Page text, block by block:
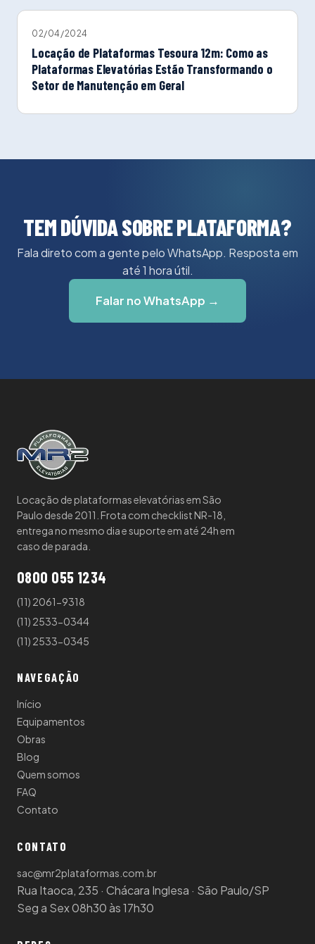
02/04/2024
Locação de Plataformas Tesoura 12m: Como as
Plataformas Elevatórias Estão Transformando o
Setor de Manutenção em Geral
TEM DÚVIDA SOBRE PLATAFORMA?
Fala direto com a gente pelo WhatsApp. Resposta em
até 1 hora útil.
Falar no WhatsApp →
Locação de plataformas elevatórias em São
Paulo desde 2011. Frota com checklist NR-18,
entrega no mesmo dia e suporte em até 24h em
caso de parada.
0800 055 1234
(11) 2061-9318
(11) 2533-0344
(11) 2533-0345
NAVEGAÇÃO
Início
Equipamentos
Obras
Blog
Quem somos
FAQ
Contato
CONTATO
sac@mr2plataformas.com.br
Rua Itaoca, 235 · Chácara Inglesa · São Paulo/SP
Seg a Sex 08h30 às 17h30